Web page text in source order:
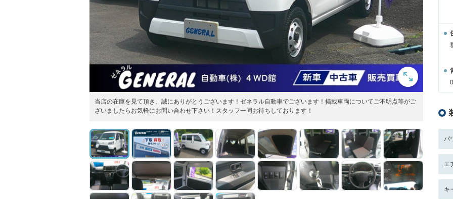
当店の在庫を見て頂き、誠にありがとうございます！ゼネラル自動車でございます！掲載車両についてご不明点等がご
ざいましたらお気軽にお問い合わせ下さい！スタッフ一同お待ちしております！
パ
エ
キ